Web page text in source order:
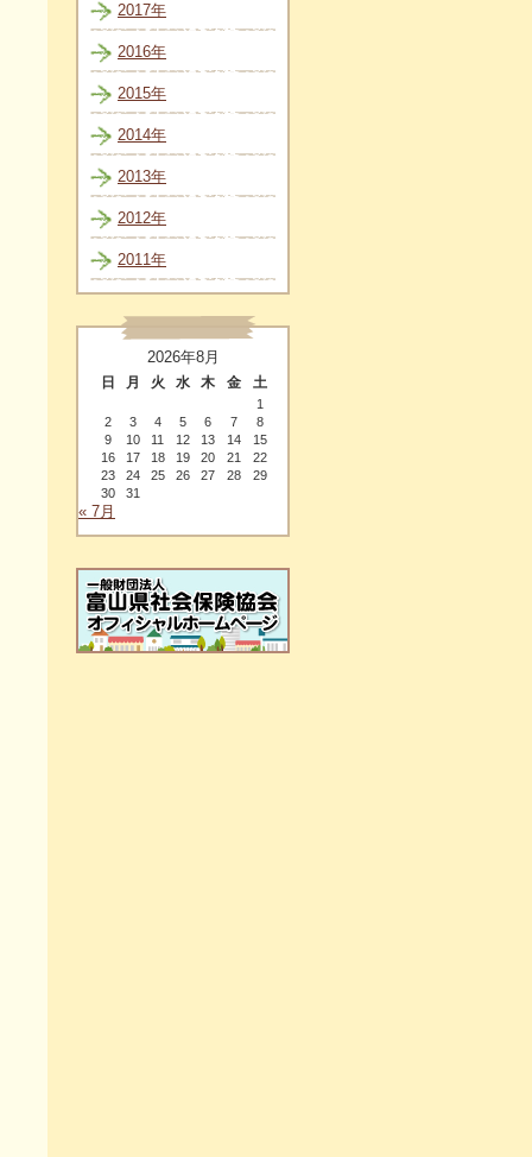
2017年
2016年
2015年
2014年
2013年
2012年
2011年
2026年8月
日 月 火 水 木 金 土
1
2
3 4 5 6 7
8
9
10 11 12 13 14
15
16
17 18 19 20 21
22
23
24 25 26 27 28
29
30
31
« 7月